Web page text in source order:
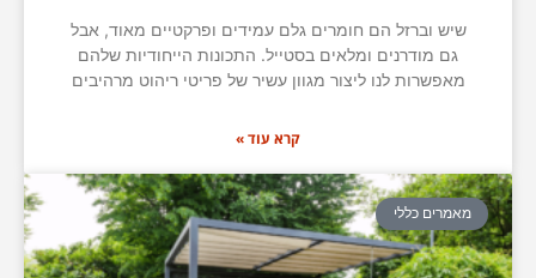
שיש וברזל הם חומרים גלם עמידים ופרקטיים מאוד, אבל
גם מודרנים ומלאים בסטייל. התכונות הייחודיות שלהם
מאפשרות לנו ליצור מגוון עשיר של פריטי ריהוט מרהיבים
קרא עוד »
מאמרים כללי